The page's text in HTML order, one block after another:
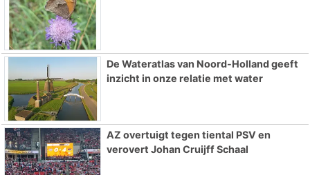
De Wateratlas van Noord-Holland geeft
inzicht in onze relatie met water
AZ overtuigt tegen tiental PSV en
verovert Johan Cruijff Schaal